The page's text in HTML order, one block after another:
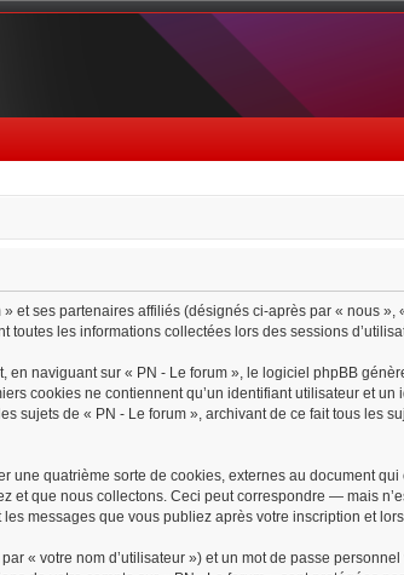
ses partenaires affiliés (désignés ci-après par « nous
les informations collectées lors des sessions
naviguant sur « PN - Le forum », le logiciel phpBB
cookies ne contiennent qu’un identifiant utilisateur et
sujets de « PN - Le forum », archivant de ce fait tous les
une quatrième sorte de cookies, externes au document
et que nous collectons. Ceci peut correspondre — mais
messages que vous publiez après votre inscription et
« votre nom d’utilisateur ») et un mot de passe